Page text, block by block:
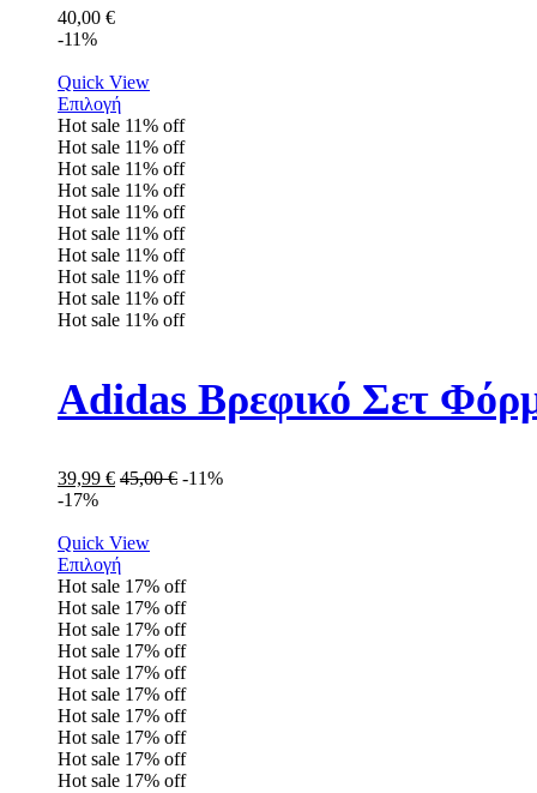
40,00 €
-11%
Quick View
Επιλογή
Hot sale 11% off
Hot sale 11% off
Hot sale 11% off
Hot sale 11% off
Hot sale 11% off
Hot sale 11% off
Hot sale 11% off
Hot sale 11% off
Hot sale 11% off
Hot sale 11% off
Adidas Βρεφικό Σετ
39,99 € 45,00€ -11%
-17%
Quick View
Επιλογή
Hot sale 17% off
Hot sale 17% off
Hot sale 17% off
Hot sale 17% off
Hot sale 17% off
Hot sale 17% off
Hot sale 17% off
Hot sale 17% off
Hot sale 17% off
Hot sale 17% off